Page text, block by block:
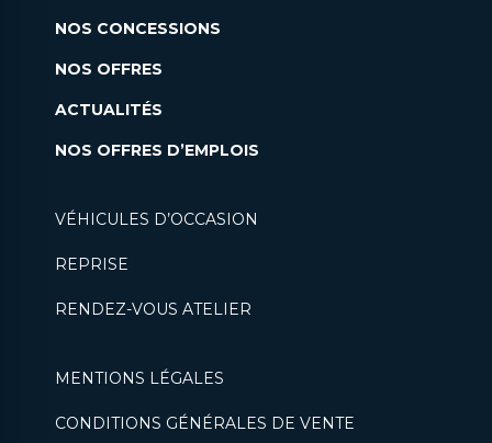
NOS CONCESSIONS
NOS OFFRES
ACTUALITÉS
NOS OFFRES D’EMPLOIS
VÉHICULES D’OCCASION
REPRISE
RENDEZ-VOUS ATELIER
MENTIONS LÉGALES
CONDITIONS GÉNÉRALES DE VENTE